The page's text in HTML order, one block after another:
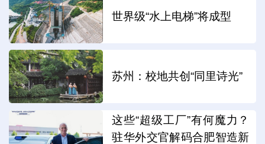
世界级“水上电梯”将成型
苏州：校地共创“同里诗光”
这些“超级工厂”有何魔力？
驻华外交官解码合肥智造新